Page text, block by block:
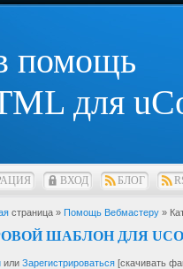
помощь
для
ВХОД БЛОГ
страница » Помощь Вебмастеру »
ШАБЛОН ДЛЯ
или Зарегистрироваться [скачивать